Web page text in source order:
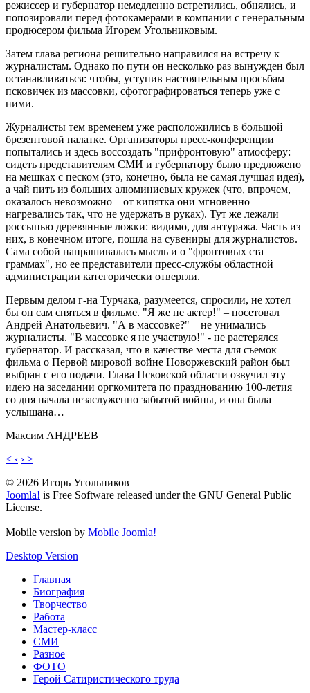
режиссер и губернатор немедленно встретились, обнялись, и
попозировали перед фотокамерами в компании с генеральным
продюсером фильма Игорем Угольниковым.
Затем глава региона решительно направился на встречу к
журналистам. Однако по пути он несколько раз вынужден был
останавливаться: чтобы, уступив настоятельным просьбам
псковичек из массовки, сфотографироваться теперь уже с
ними.
Журналисты тем временем уже расположились в большой
брезентовой палатке. Организаторы пресс-конференции
попытались и здесь воссоздать "прифронтовую" атмосферу:
сидеть представителям СМИ и губернатору было предложено
на мешках с песком (это, конечно, была не самая лучшая идея),
а чай пить из больших алюминиевых кружек (что, впрочем,
оказалось невозможно – от кипятка они мгновенно
нагревались так, что не удержать в руках). Тут же лежали
россыпью деревянные ложки: видимо, для антуража. Часть из
них, в конечном итоге, пошла на сувениры для журналистов.
Сама собой напрашивалась мысль и о "фронтовых ста
граммах", но ее представители пресс-службы областной
администрации категорически отвергли.
Первым делом г-на Турчака, разумеется, спросили, не хотел
бы он сам сняться в фильме. "Я же не актер!" – посетовал
Андрей Анатольевич. "А в массовке?" – не унимались
журналисты. "В массовке я не участвую!" - не растерялся
губернатор. И рассказал, что в качестве места для съемок
фильма о Первой мировой войне Новоржевский район был
выбран с его подачи. Глава Псковской области озвучил эту
идею на заседании оргкомитета по празднованию 100-летия
со дня начала незаслуженно забытой войны, и она была
услышана…
Максим АНДРЕЕВ
< ‹ › >
© 2026 Игорь Угольников
Joomla! is Free Software released under the GNU General Public
License.
Mobile version by Mobile Joomla!
Desktop Version
Главная
Биография
Творчество
Работа
Мастер-класс
СМИ
Разное
ФОТО
Герой Сатиристического труда